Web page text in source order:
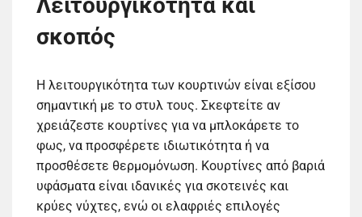
σκοπός
Η λειτουργικότητα των κουρτινών είναι εξίσου
σημαντική με το στυλ τους. Σκεφτείτε αν
χρειάζεστε κουρτίνες για να μπλοκάρετε το
φως, να προσφέρετε ιδιωτικότητα ή να
προσθέσετε θερμομόνωση. Κουρτίνες από βαριά
υφάσματα είναι ιδανικές για σκοτεινές και
κρύες νύχτες, ενώ οι ελαφριές επιλογές